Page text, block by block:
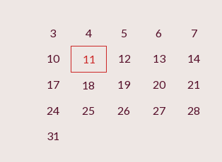
3
4 5 6 7
10
11 12 13 14
17
18 19 20 21
24
25 26 27 28
31